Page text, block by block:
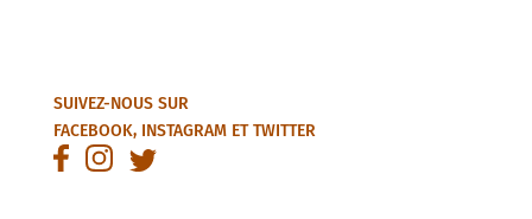
SUIVEZ-NOUS SUR
FACEBOOK, INSTAGRAMETTWITTER